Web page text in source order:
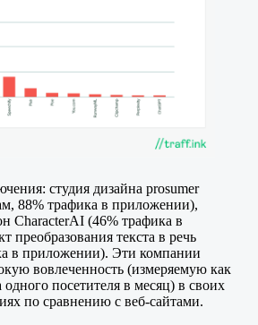
студия дизайна prosumer
88% трафика в приложении),
CharacterAI (46% трафика в
преобразования текста в речь
в приложении). Эти компании
вовлеченность (измеряемую как
одного посетителя в месяц) в своих
по сравнению с веб-сайтами.